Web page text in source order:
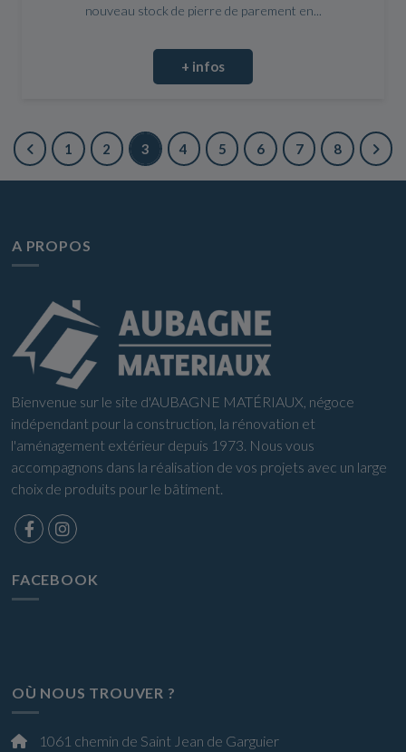
nouveau stock de pierre de parement en...
+ infos
1 2 3 4 5 6 7 8
A PROPOS
Bienvenue sur le site d'AUBAGNE MATÉRIAUX, négoce
indépendant pour la construction, la rénovation et
l'aménagement extérieur depuis 1973. Nous vous
accompagnons dans la réalisation de vos projets avec un large
choix de produits pour le bâtiment.
FACEBOOK
OÙ NOUS TROUVER ?
1061 chemin de Saint Jean de Garguier